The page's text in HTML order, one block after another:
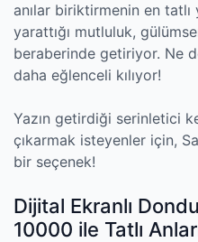
anılar biriktirmenin en
yarattığı mutluluk,
beraberinde getiriyor. Ne
daha eğlenceli kılıyor!
Yazın getirdiği serinletici
çıkarmak isteyenler için,
bir seçenek!
Dijital Ekranlı
10000 ile Tatlı